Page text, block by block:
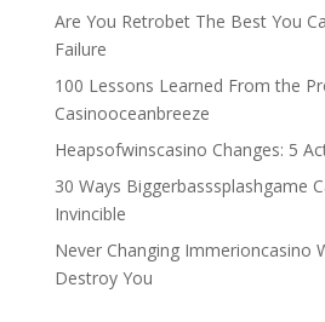
Are You Retrobet The Best You
Failure
100 Lessons Learned From the
Casinooceanbreeze
Heapsofwinscasino Changes: 5
30 Ways Biggerbasssplashgame
Invincible
Never Changing Immerioncasino
Destroy You